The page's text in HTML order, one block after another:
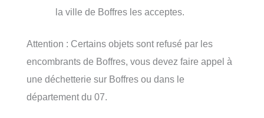
la ville de Boffres les acceptes.
Attention : Certains objets sont refusé par les
encombrants de Boffres, vous devez faire appel à
une déchetterie sur Boffres ou dans le
département du 07.